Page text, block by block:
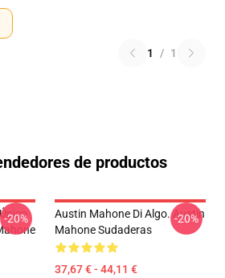
1 / 1
de productos
-20%
Austin Mahone Di Algo. Austin
Mahone Sudaderas
37,67 € - 44,11 €
-20%